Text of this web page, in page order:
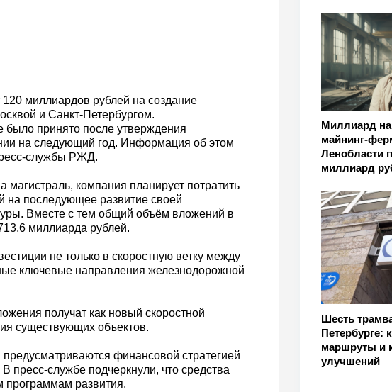
Миллиард на
майнинг-
Ленобласти
миллиард
Шесть
Петербурге:
маршруты и
улучшений
миллиардов рублей на создание
и Санкт-Петербургом.
принято после утверждения
на следующий год. Информация об этом
службы РЖД.
компания планирует потратить
на последующее развитие своей
Вместе с тем общий объём вложений в
миллиарда рублей.
не только в скоростную ветку между
ключевые направления железнодорожной
получат как новый скоростной
существующих объектов.
финансовой стратегией
пресс-службе подчеркнули, что средства
программам развития.